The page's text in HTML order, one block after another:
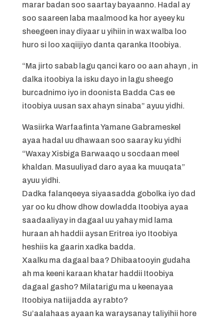
marar badan soo saartay bayaanno. Hadal ay
soo saareen laba maalmood ka hor ayeey ku
sheegeen inay diyaar u yihiin in wax walba loo
huro si loo xaqiijiyo danta qaranka Itoobiya.
“Ma jirto sabab lagu qanci karo oo aan ahayn , in
dalka itoobiya la isku dayo in lagu sheego
burcadnimo iyo in doonista Badda Cas ee
itoobiya uusan sax ahayn sinaba” ayuu yidhi.
Wasiirka Warfaafinta Yamane Gabrameskel
ayaa hadal uu dhawaan soo saaray ku yidhi
“Waxay Xisbiga Barwaaqo u socdaan meel
khaldan. Masuuliyad daro ayaa ka muuqata”
ayuu yidhi.
Dadka falanqeeya siyaasadda gobolka iyo dad
yar oo ku dhow dhow dowladda Itoobiya ayaa
saadaaliyay in dagaal uu yahay mid lama
huraan ah haddii aysan Eritrea iyo Itoobiya
heshiis ka gaarin xadka badda.
Xaalku ma dagaal baa? Dhibaatooyin gudaha
ah ma keeni karaan khatar haddii Itoobiya
dagaal gasho? Milatarigu ma u keenayaa
Itoobiya natiijadda ay rabto?
Su’aalahaas ayaan ka waraysanay taliyihii hore